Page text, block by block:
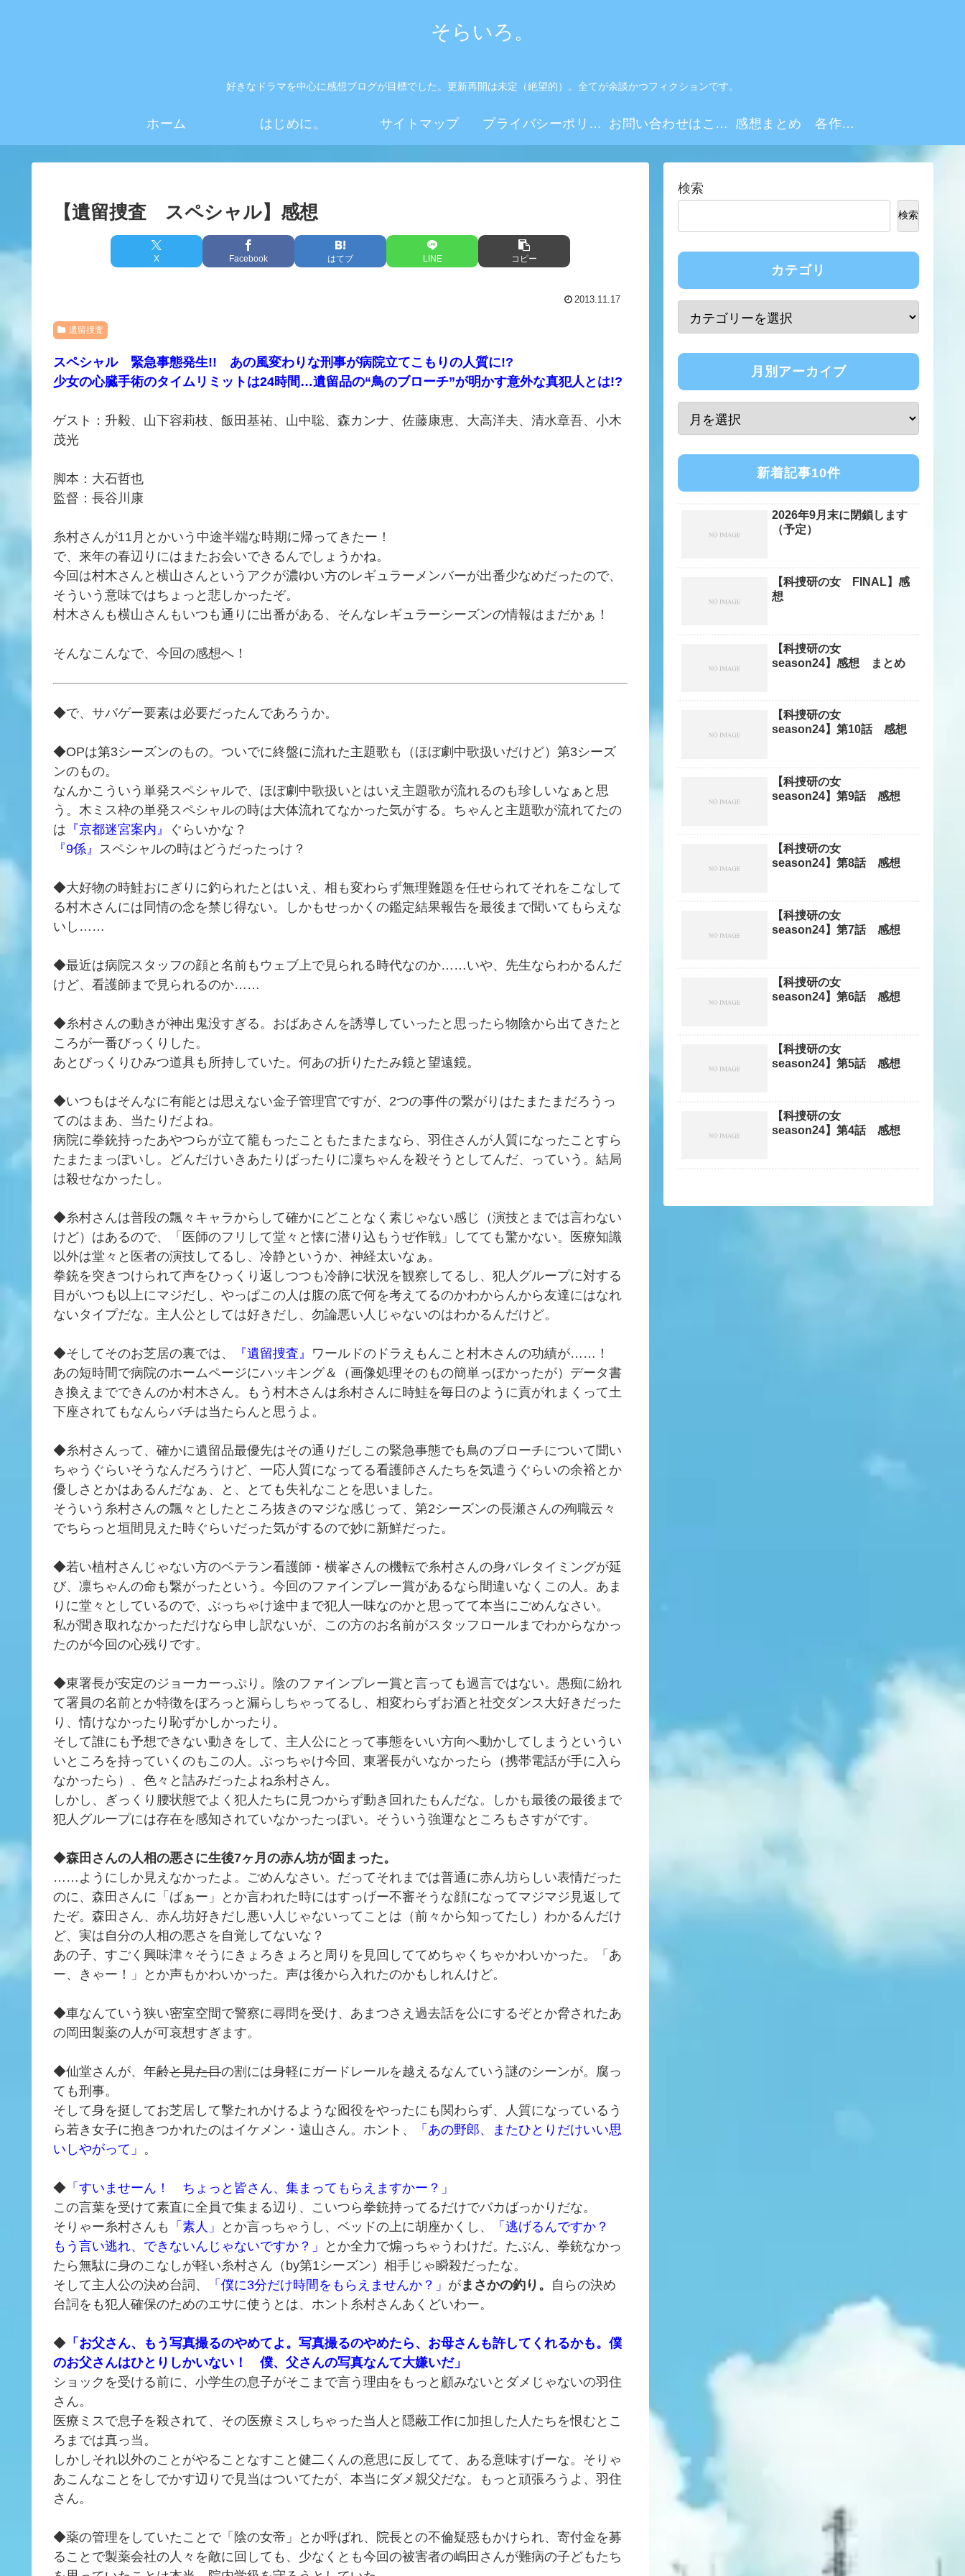
そらいろ。
好きなドラマを中心に感想ブログが目標でした。更新再開は未定（絶望的）。全てが余談かつフィクションです。
ホーム はじめに。 サイトマップ プライバシーポリシー お問い合わせはこちらから 感想まとめ 各作品・シーズンリンク集
【遺留捜査 スペシャル】感想
X Facebook はてブ LINE コピー
2013.11.17
遺留捜査
スペシャル 緊急事態発生!! あの風変わりな刑事が病院立てこもりの人質に!?
少女の心臓手術のタイムリミットは24時間…遺留品の“鳥のブローチ”が明かす意外な真犯人とは!?
ゲスト：升毅、山下容莉枝、飯田基祐、山中聡、森カンナ、佐藤康恵、大高洋夫、清水章吾、小木
茂光
脚本：大石哲也
監督：長谷川康
糸村さんが11月とかいう中途半端な時期に帰ってきたー！
で、来年の春辺りにはまたお会いできるんでしょうかね。
今回は村木さんと横山さんというアクが濃ゆい方のレギュラーメンバーが出番少なめだったので、
そういう意味ではちょっと悲しかったぞ。
村木さんも横山さんもいつも通りに出番がある、そんなレギュラーシーズンの情報はまだかぁ！
そんなこんなで、今回の感想へ！
◆で、サバゲー要素は必要だったんであろうか。
◆OPは第3シーズンのもの。ついでに終盤に流れた主題歌も（ほぼ劇中歌扱いだけど）第3シーズ
ンのもの。
なんかこういう単発スペシャルで、ほぼ劇中歌扱いとはいえ主題歌が流れるのも珍しいなぁと思
う。木ミス枠の単発スペシャルの時は大体流れてなかった気がする。ちゃんと主題歌が流れてたの
は 『京都迷宮案内』
ぐらいかな？
『9係』
スペシャルの時はどうだったっけ？
◆大好物の時鮭おにぎりに釣られたとはいえ、相も変わらず無理難題を任せられてそれをこなして
る村木さんには同情の念を禁じ得ない。しかもせっかくの鑑定結果報告を最後まで聞いてもらえな
いし……
◆最近は病院スタッフの顔と名前もウェブ上で見られる時代なのか……いや、先生ならわかるんだ
けど、看護師まで見られるのか……
◆糸村さんの動きが神出鬼没すぎる。おばあさんを誘導していったと思ったら物陰から出てきたと
ころが一番びっくりした。
あとびっくりひみつ道具も所持していた。何あの折りたたみ鏡と望遠鏡。
◆いつもはそんなに有能とは思えない金子管理官ですが、2つの事件の繋がりはたまたまだろうっ
てのはまあ、当たりだよね。
病院に拳銃持ったあやつらが立て籠もったこともたまたまなら、羽住さんが人質になったことすら
たまたまっぽいし。どんだけいきあたりばったりに凜ちゃんを殺そうとしてんだ、っていう。結局
は殺せなかったし。
◆糸村さんは普段の飄々キャラからして確かにどことなく素じゃない感じ（演技とまでは言わない
けど）はあるので、「医師のフリして堂々と懐に潜り込もうぜ作戦」してても驚かない。医療知識
以外は堂々と医者の演技してるし、冷静というか、神経太いなぁ。
拳銃を突きつけられて声をひっくり返しつつも冷静に状況を観察してるし、犯人グループに対する
目がいつも以上にマジだし、やっぱこの人は腹の底で何を考えてるのかわからんから友達にはなれ
ないタイプだな。主人公としては好きだし、勿論悪い人じゃないのはわかるんだけど。
◆そしてそのお芝居の裏では、 『遺留捜査』 ワールドのドラえもんこと村木さんの功績が……！
あの短時間で病院のホームページにハッキング＆（画像処理そのもの簡単っぽかったが）データ書
き換えまでできんのか村木さん。もう村木さんは糸村さんに時鮭を毎日のように貢がれまくって土
下座されてもなんらバチは当たらんと思うよ。
◆糸村さんって、確かに遺留品最優先はその通りだしこの緊急事態でも鳥のブローチについて聞い
ちゃうぐらいそうなんだろうけど、一応人質になってる看護師さんたちを気遣うぐらいの余裕とか
優しさとかはあるんだなぁ、と、とても失礼なことを思いました。
そういう糸村さんの飄々としたところ抜きのマジな感じって、第2シーズンの長瀬さんの殉職云々
でちらっと垣間見えた時ぐらいだった気がするので妙に新鮮だった。
◆若い植村さんじゃない方のベテラン看護師・横峯さんの機転で糸村さんの身バレタイミングが延
び、凛ちゃんの命も繋がったという。今回のファインプレー賞があるなら間違いなくこの人。あま
りに堂々としているので、ぶっちゃけ途中まで犯人一味なのかと思ってて本当にごめんなさい。
私が聞き取れなかっただけなら申し訳ないが、この方のお名前がスタッフロールまでわからなかっ
たのが今回の心残りです。
◆東署長が安定のジョーカーっぷり。陰のファインプレー賞と言っても過言ではない。愚痴に紛れ
て署員の名前とか特徴をぽろっと漏らしちゃってるし、相変わらずお酒と社交ダンス大好きだった
り、情けなかったり恥ずかしかったり。
そして誰にも予想できない動きをして、主人公にとって事態をいい方向へ動かしてしまうというい
いところを持っていくのもこの人。ぶっちゃけ今回、東署長がいなかったら（携帯電話が手に入ら
なかったら）、色々と詰みだったよね糸村さん。
しかし、ぎっくり腰状態でよく犯人たちに見つからず動き回れたもんだな。しかも最後の最後まで
犯人グループには存在を感知されていなかったっぽい。そういう強運なところもさすがです。
◆森田さんの人相の悪さに生後7ヶ月の赤ん坊が固まった。
……ようにしか見えなかったよ。ごめんなさい。だってそれまでは普通に赤ん坊らしい表情だった
のに、森田さんに「ばぁー」とか言われた時にはすっげー不審そうな顔になってマジマジ見返して
たぞ。森田さん、赤ん坊好きだし悪い人じゃないってことは（前々から知ってたし）わかるんだけ
ど、実は自分の人相の悪さを自覚してないな？
あの子、すごく興味津々そうにきょろきょろと周りを見回しててめちゃくちゃかわいかった。「あ
ー、きゃー！」とか声もかわいかった。声は後から入れたのかもしれんけど。
◆車なんていう狭い密室空間で警察に尋問を受け、あまつさえ過去話を公にするぞとか脅されたあ
の岡田製薬の人が可哀想すぎます。
◆仙堂さんが、年齢と見た目の割には身軽にガードレールを越えるなんていう謎のシーンが。腐っ
ても刑事。
そして身を挺してお芝居して撃たれかけるような囮役をやったにも関わらず、人質になっているう
ら若き女子に抱きつかれたのはイケメン・遠山さん。ホント、
「あの野郎、またひとりだけいい思
いしやがって」 。
◆ 「すいませーん！ ちょっと皆さん、集まってもらえますかー？」
この言葉を受けて素直に全員で集まる辺り、こいつら拳銃持ってるだけでバカばっかりだな。
そりゃー糸村さんも
「素人」 とか言っちゃうし、ベッドの上に胡座かくし、
「逃げるんですか？
もう言い逃れ、できないんじゃないですか？」
とか全力で煽っちゃうわけだ。たぶん、拳銃なかっ
たら無駄に身のこなしが軽い糸村さん（by第1シーズン）相手じゃ瞬殺だったな。
そして主人公の決め台詞、
「僕に3分だけ時間をもらえませんか？」 がまさかの釣り。 自らの決め
台詞をも犯人確保のためのエサに使うとは、ホント糸村さんあくどいわー。
◆ 「お父さん、もう写真撮るのやめてよ。写真撮るのやめたら、お母さんも許してくれるかも。僕
のお父さんはひとりしかいない！ 僕、父さんの写真なんて大嫌いだ」
ショックを受ける前に、小学生の息子がそこまで言う理由をもっと顧みないとダメじゃないの羽住
さん。
医療ミスで息子を殺されて、その医療ミスしちゃった当人と隠蔽工作に加担した人たちを恨むとこ
ろまでは真っ当。
しかしそれ以外のことがやることなすこと健二くんの意思に反してて、ある意味すげーな。そりゃ
あこんなことをしでかす辺りで見当はついてたが、本当にダメ親父だな。もっと頑張ろうよ、羽住
さん。
◆薬の管理をしていたことで「陰の女帝」とか呼ばれ、院長との不倫疑惑もかけられ、寄付金を募
ることで製薬会社の人々を敵に回しても、少なくとも今回の被害者の嶋田さんが難病の子どもたち
検索
検索
カテゴリ
月別アーカイブ
新着記事10件
2026年9月末に閉鎖します
（予定）
【科捜研の女 FINAL】感
想
【科捜研の女
season24】感想 まとめ
【科捜研の女
season24】第10話 感想
【科捜研の女
season24】第9話 感想
【科捜研の女
season24】第8話 感想
【科捜研の女
season24】第7話 感想
【科捜研の女
season24】第6話 感想
【科捜研の女
season24】第5話 感想
【科捜研の女
season24】第4話 感想